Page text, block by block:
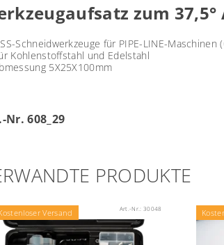
zum
Schneidwerkzeuge für PIPE-LINE-Maschinen
Kohlenstoffstahl und Edelstahl
5X25X100mm
Nr. 608_29
PRODUKTE
Versand Art.-Nr.: 30048